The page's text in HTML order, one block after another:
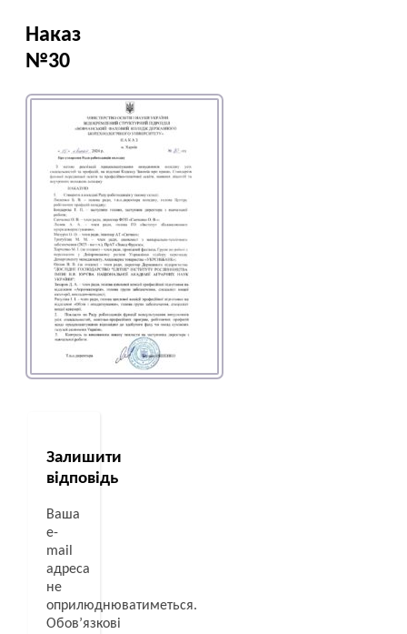
Наказ
№30
Залишити
відповідь
Ваша
e-
mail
адреса
не
оприлюднюватиметься.
Обов’язкові